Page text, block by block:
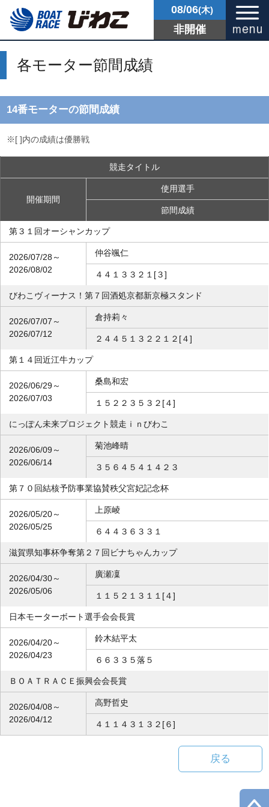
08/06(木)
非開催
各モーター節間成績
14番モーターの節間成績
※[ ]内の成績は優勝戦
競走タイトル
開催期間
使用選手
節間成績
第３１回オーシャンカップ
2026/07/28～
2026/08/02
仲谷颯仁
４４１３３２１[３]
びわこヴィーナス！第７回酒処京都新京極スタンド
2026/07/07～
2026/07/12
倉持莉々
２４４５１３２２１２[４]
第１４回近江牛カップ
2026/06/29～
2026/07/03
桑島和宏
１５２２３５３２[４]
にっぽん未来プロジェクト競走ｉｎびわこ
2026/06/09～
2026/06/14
菊池峰晴
３５６４５４１４２３
第７０回結核予防事業協賛秩父宮妃記念杯
2026/05/20～
2026/05/25
上原崚
６４４３６３３１
滋賀県知事杯争奪第２７回ビナちゃんカップ
2026/04/30～
2026/05/06
廣瀬凜
１１５２１３１１[４]
日本モーターボート選手会会長賞
2026/04/20～
2026/04/23
鈴木結平太
６６３３５落５
ＢＯＡＴＲＡＣＥ振興会会長賞
2026/04/08～
2026/04/12
高野哲史
４１１４３１３２[６]
戻る